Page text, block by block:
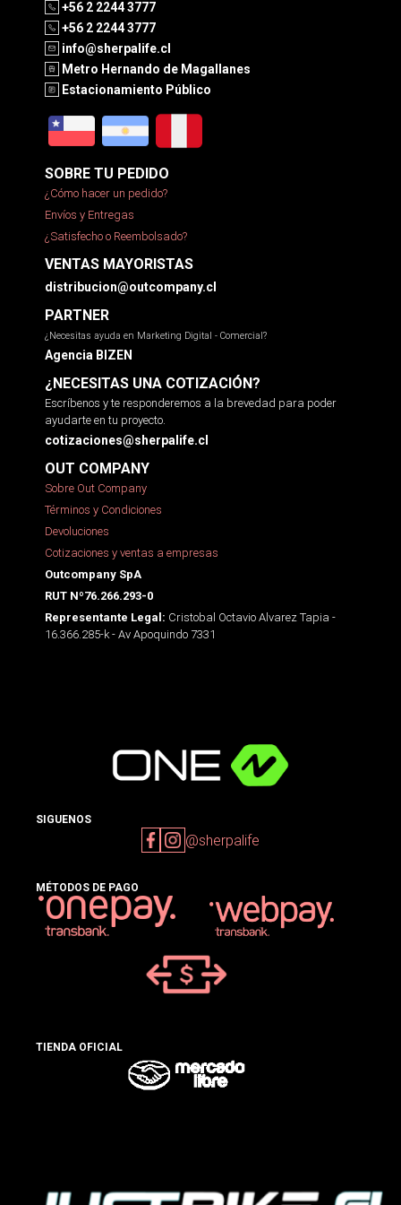
+56 2 2244 3777
+56 2 2244 3777
info@sherpalife.cl
Metro Hernando de Magallanes
Estacionamiento Público
SOBRE TU PEDIDO
¿Cómo hacer un pedido?
Envíos y Entregas
¿Satisfecho o Reembolsado?
VENTAS MAYORISTAS
distribucion@outcompany.cl
PARTNER
¿Necesitas ayuda en Marketing Digital - Comercial?
Agencia BIZEN
¿NECESITAS UNA COTIZACIÓN?
Escríbenos y te responderemos a la brevedad para poder
ayudarte en tu proyecto.
cotizaciones@sherpalife.cl
OUT COMPANY
Sobre Out Company
Términos y Condiciones
Devoluciones
Cotizaciones y ventas a empresas
Outcompany SpA
RUT Nº76.266.293-0
Representante Legal: Cristobal Octavio Alvarez Tapia -
16.366.285-k - Av Apoquindo 7331
SIGUENOS
@sherpalife
MÉTODOS DE PAGO
TIENDA OFICIAL